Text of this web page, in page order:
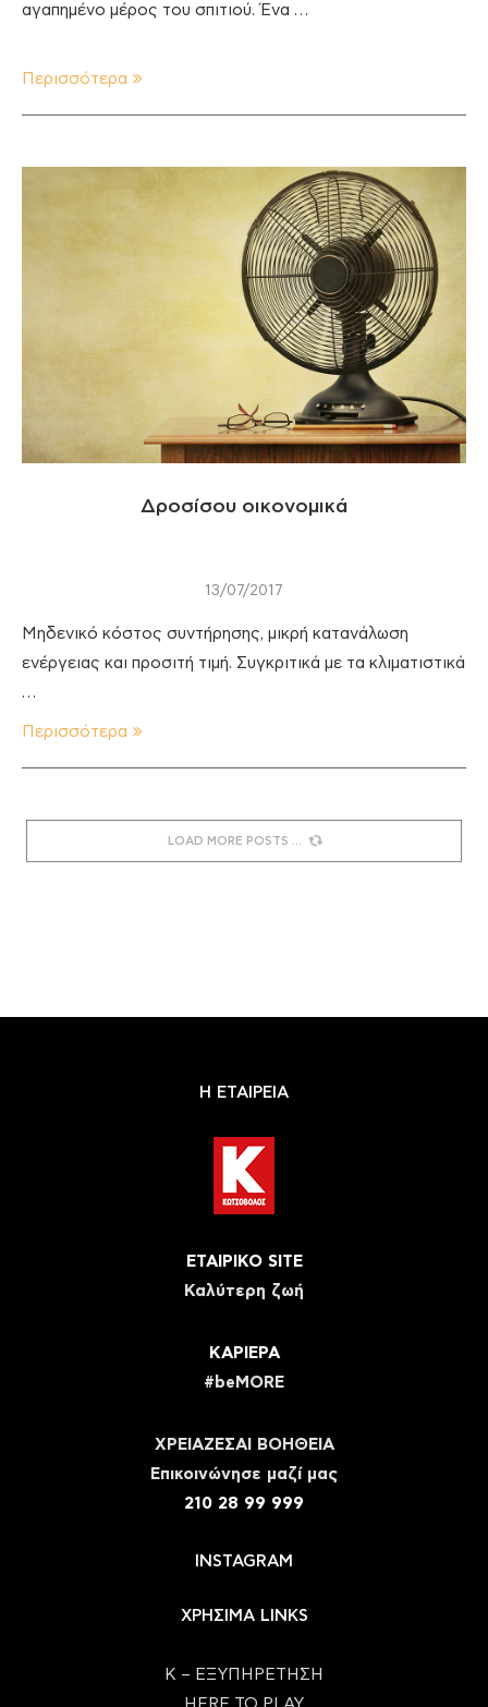
αγαπημένο μέρος του σπιτιού. Ένα …
Περισσότερα
Δροσίσου οικονομικά
13/07/2017
Μηδενικό κόστος συντήρησης, μικρή κατανάλωση
ενέργειας και προσιτή τιμή. Συγκριτικά με τα κλιματιστικά
…
Περισσότερα
LOAD MORE POSTS
Η ΕΤΑΙΡΕΙΑ
ΕΤΑΙΡΙΚΟ SITE
Καλύτερη ζωή
ΚΑΡΙΕΡΑ
#beMORE
ΧΡΕΙΑΖΕΣΑΙ ΒΟΗΘΕΙΑ
Eπικοινώνησε μαζί μας
210 28 99 999
INSTAGRAM
ΧΡΗΣΙΜΑ LINKS
Κ – ΕΞΥΠΗΡΕΤΗΣΗ